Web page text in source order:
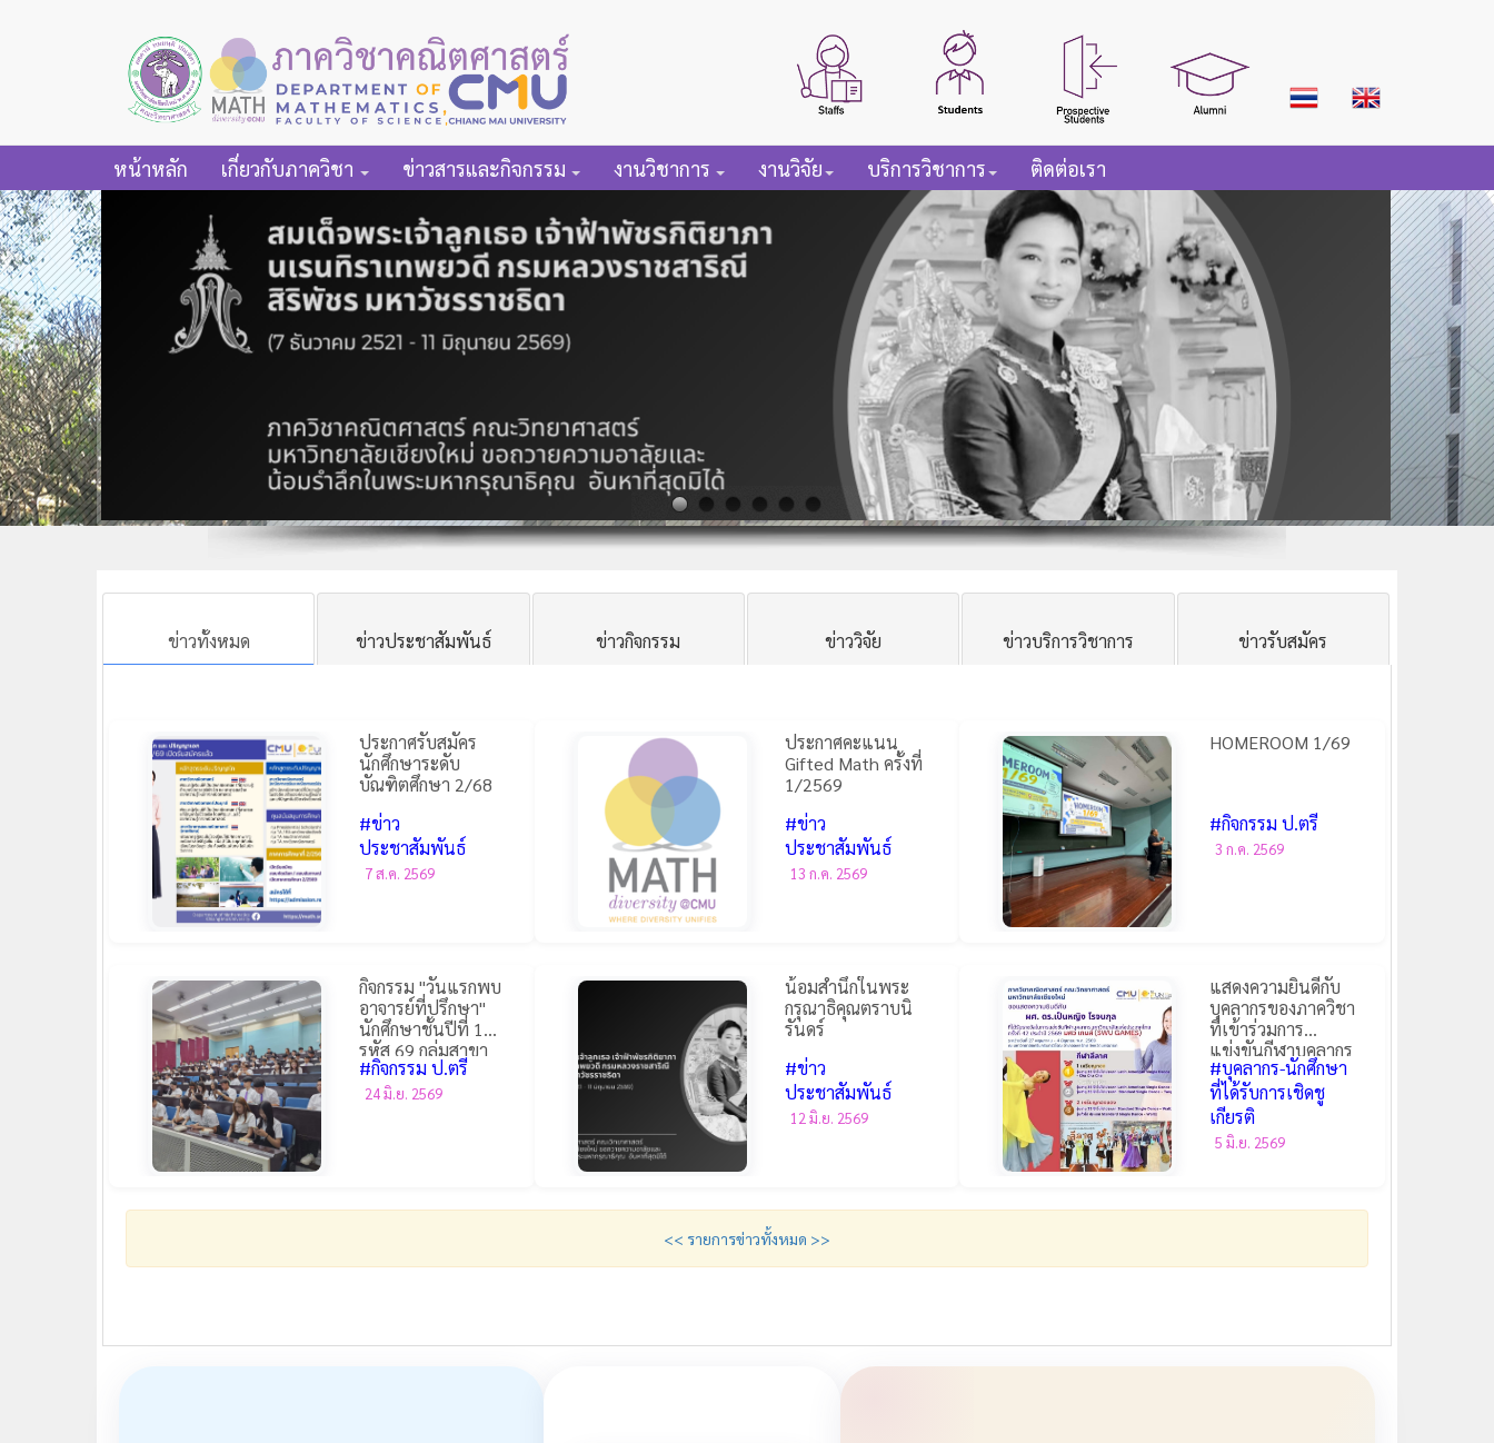
หน้าหลัก เกี่ยวกับภาควิชา ข่าวสารและกิจกรรม งานวิชาการ งานวิจัย บริการวิชาการ ติดต่อเรา
ข่าวทั้งหมด ข่าวประชาสัมพันธ์ ข่าวกิจกรรม ข่าววิจัย ข่าวบริการวิชาการ ข่าวรับสมัคร
ประกาศรับสมัคร
นักศึกษาระดับ
บัณฑิตศึกษา 2/68
#ข่าว
ประชาสัมพันธ์
7 ส.ค. 2569
ประกาศคะแนน
Gifted Math ครั้งที่
1/2569
#ข่าว
ประชาสัมพันธ์
13 ก.ค. 2569
HOMEROOM 1/69
#กิจกรรม ป.ตรี
3 ก.ค. 2569
กิจกรรม "วันแรกพบ
อาจารย์ที่ปรึกษา"
นักศึกษาชั้นปีที่ 1
รหัส 69 กลุ่มสาขา
คณิตศาสตร์และสถิติ
#กิจกรรม ป.ตรี
24 มิ.ย. 2569
น้อมสำนึกในพระ
กรุณาธิคุณตราบนิ
รันดร์
#ข่าว
ประชาสัมพันธ์
12 มิ.ย. 2569
แสดงความยินดีกับ
บุคลากรของภาควิชา
ที่เข้าร่วมการ
แข่งขันกีฬาบุคลากร
มหาวิทยาลัยแห่ง
ประเทศไทย ครั้งที่
42 ประจำปี 2569
#บุคลากร-นักศึกษา
ที่ได้รับการเชิดชู
เกียรติ
5 มิ.ย. 2569
<< รายการข่าวทั้งหมด >>